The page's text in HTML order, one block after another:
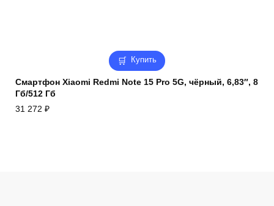
Купить
Смартфон Xiaomi Redmi Note 15 Pro 5G, чёрный, 6,83″, 8
Гб/512 Гб
31 272 ₽